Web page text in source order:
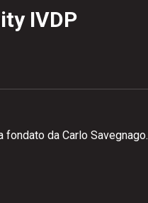
IVDP
fondato da Carlo Savegnago.